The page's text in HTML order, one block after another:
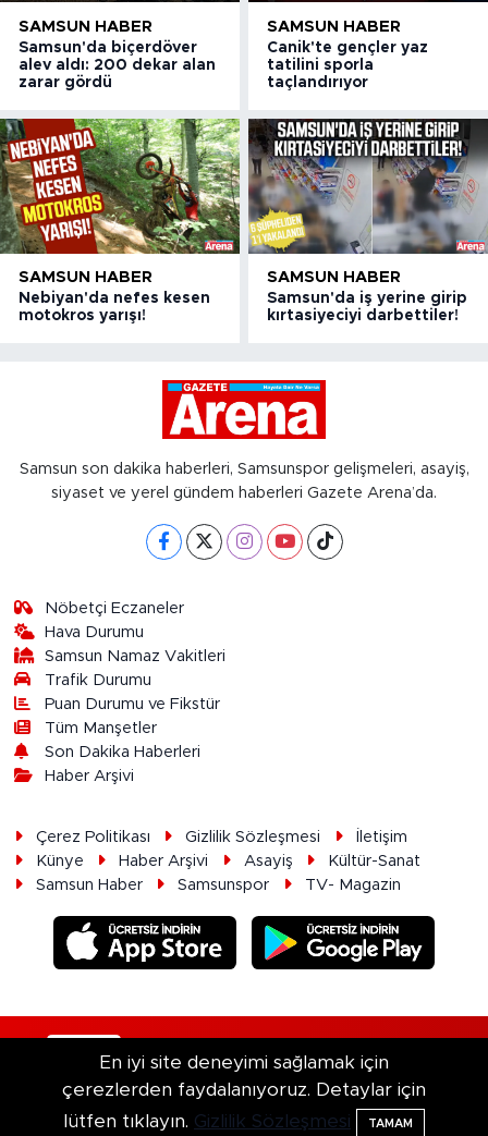
SAMSUN HABER
Samsun'da biçerdöver
alev aldı: 200 dekar alan
zarar gördü
SAMSUN HABER
Canik'te gençler yaz
tatilini sporla
taçlandırıyor
SAMSUN HABER
Nebiyan'da nefes kesen
motokros yarışı!
SAMSUN HABER
Samsun'da iş yerine girip
kırtasiyeciyi darbettiler!
Samsun son dakika haberleri, Samsunspor gelişmeleri, asayiş,
siyaset ve yerel gündem haberleri Gazete Arena’da.
Nöbetçi Eczaneler
Hava Durumu
Samsun Namaz Vakitleri
Trafik Durumu
Puan Durumu ve Fikstür
Tüm Manşetler
Son Dakika Haberleri
Haber Arşivi
Çerez Politikası Gizlilik Sözleşmesi
İletişim
Künye
Haber Arşivi Asayiş
Kültür-Sanat
Samsun Haber
Samsunspor TV- Magazin
RSS Copyright © 2026. Her hakkı saklıdır.
Haber Yazılımı:TE Bilişim
En iyi site deneyimi sağlamak için
çerezlerden faydalanıyoruz. Detaylar için
lütfen tıklayın. Gizlilik Sözleşmesi TAMAM